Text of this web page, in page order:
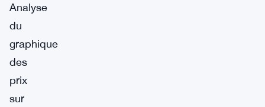
Analyse
du
graphique
des
prix
sur